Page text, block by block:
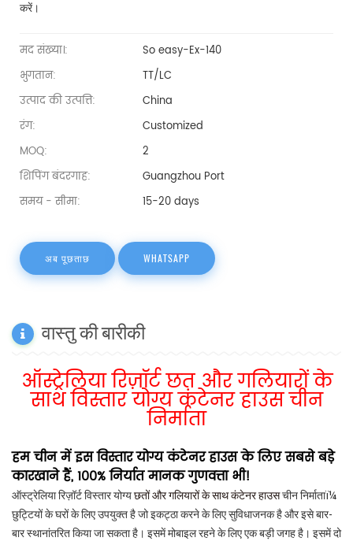
करें।
मद संख्या।:
So easy-Ex-140
भुगतान:
TT/LC
उत्पाद की उत्पत्ति:
China
रंग:
Customized
MOQ:
2
शिपिंग बंदरगाह:
Guangzhou Port
समय - सीमा:
15-20 days
अब पूछताछ WHATSAPP
वास्तु की बारीकी
ऑस्ट्रेलिया रिज़ॉर्ट छत और गलियारों के
साथ विस्तार योग्य कंटेनर हाउस चीन
निर्माता
हम चीन में इस विस्तार योग्य कंटेनर हाउस के लिए सबसे बड़े
कारखाने हैं, 100% निर्यात मानक गुणवत्ता भी!
ऑस्ट्रेलिया रिज़ॉर्ट विस्तार योग्यछतों और गलियारों के साथ कंटेनर हाउसचीन निर्माताï¼
छुट्टियों के घरों के लिए उपयुक्त है जो इकट्ठा करने के लिए सुविधाजनक है और इसे बार-
बार स्थानांतरित किया जा सकता है। इसमें मोबाइल रहने के लिए एक बड़ी जगह है। इसमें दो